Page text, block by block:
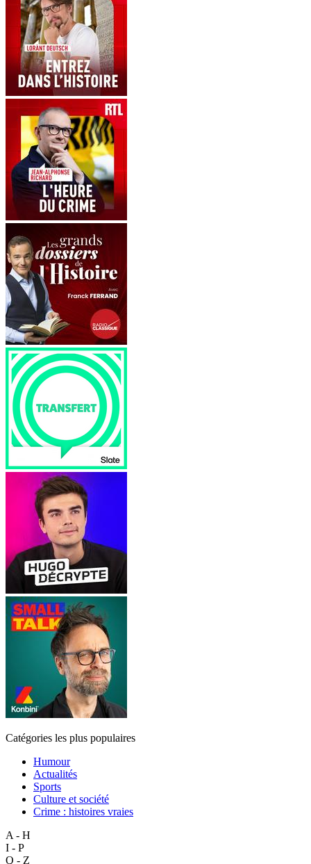
Catégories les plus populaires
Humour
Actualités
Sports
Culture et société
Crime : histoires vraies
A - H
I - P
Q - Z